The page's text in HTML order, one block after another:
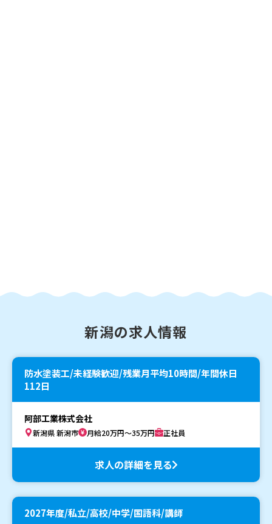
新潟の求人情報
防水塗装工/未経験歓迎/残業月平均10時間/年間休日
112日
阿部工業株式会社
新潟県 新潟市 月給20万円～35万円 正社員
求人の詳細を見る
2027年度/私立/高校/中学/国語科/講師